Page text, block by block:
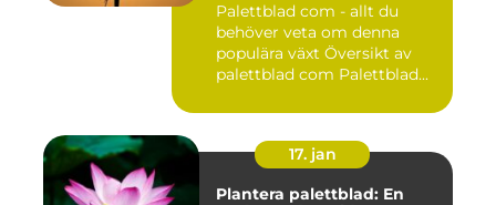
Palettblad com - allt du
behöver veta om denna
populära växt Översikt av
palettblad com Palettblad...
17. jan
Plantera palettblad: En